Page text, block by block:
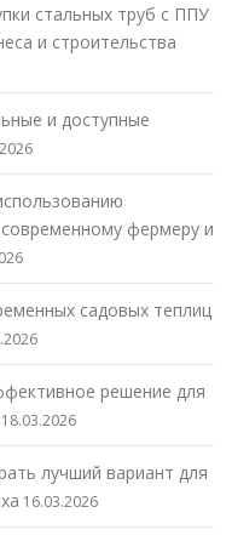
стальных труб с ППУ
и строительства
и доступные
фермеру и
садовых теплиц
решение для
18.03.2026
лучший вариант для
16.03.2026